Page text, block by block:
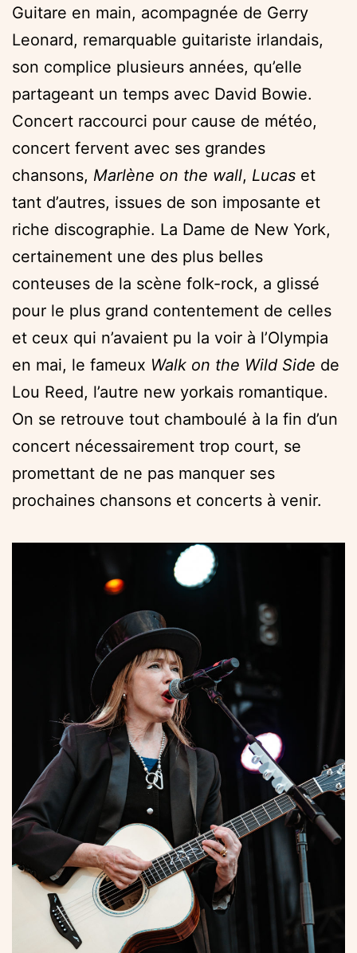
Guitare en main, acompagnée de Gerry
Leonard, remarquable guitariste irlandais,
son complice plusieurs années, qu’elle
partageant un temps avec David Bowie.
Concert raccourci pour cause de météo,
concert fervent avec ses grandes
chansons, Marlène on the wall, Lucas et
tant d’autres, issues de son imposante et
riche discographie. La Dame de New York,
certainement une des plus belles
conteuses de la scène folk-rock, a glissé
pour le plus grand contentement de celles
et ceux qui n’avaient pu la voir à l’Olympia
en mai, le fameux Walk on the Wild Side de
Lou Reed, l’autre new yorkais romantique.
On se retrouve tout chamboulé à la fin d’un
concert nécessairement trop court, se
promettant de ne pas manquer ses
prochaines chansons et concerts à venir.